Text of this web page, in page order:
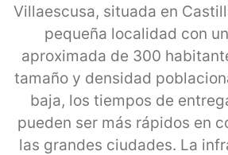
Villaescusa, situada en
pequeña localidad con
aproximada de 300
tamaño y densidad
baja, los tiempos de
pueden ser más rápidos en
las grandes ciudades. La